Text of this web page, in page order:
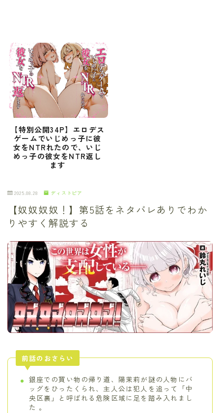
【特別公開34P】エロデス
ゲームでいじめっ子に彼
女をNTRれたので、いじ
めっ子の彼女をNTR返し
ます
2025.08.28 ディストピア
【奴奴奴奴！】第5話をネタバレありでわか
りやすく解説する
前話のおさらい
銀座での買い物の帰り道、陽茉莉が謎の人物にバ
ッグをひったくられ、主人公は犯人を追って「中
央区裏」と呼ばれる危険区域に足を踏み入れまし
た 。